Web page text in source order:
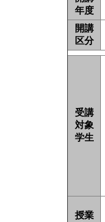
年度
開講
区分
受講
対象
学生
授業